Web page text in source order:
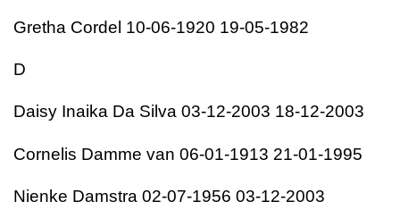
Gretha Cordel 10-06-1920 19-05-1982
D
Daisy Inaika Da Silva 03-12-2003 18-12-2003
Cornelis Damme van 06-01-1913 21-01-1995
Nienke Damstra 02-07-1956 03-12-2003